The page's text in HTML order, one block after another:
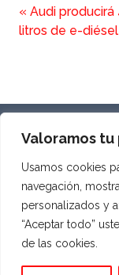
Valoramos
Usamos cookies
navegación,
personalizados y
“Aceptar todo”
de las cookies.
« Audi producirá
litros de e-